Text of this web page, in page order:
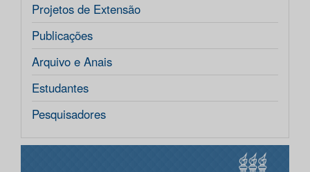
Projetos de Extensão
Publicações
Arquivo e Anais
Estudantes
Pesquisadores